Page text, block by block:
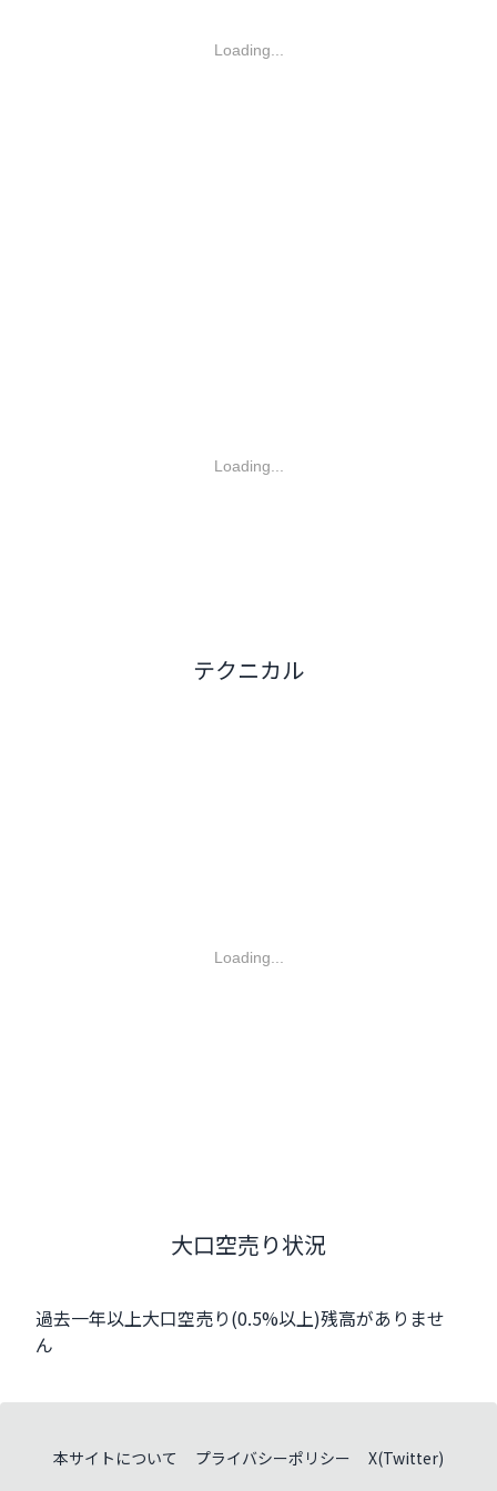
Loading...
Loading...
テクニカル
Loading...
大口空売り状況
過去一年以上大口空売り(0.5%以上)残高がありませ
ん
本サイトについて プライバシーポリシー X(Twitter)